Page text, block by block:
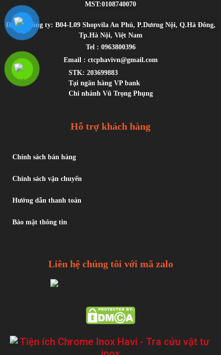
MST:0108740070
Địa chỉ công ty: B04-L09 Shopvila An Phú, P.Dương Nội, Q.Hà Đông,
Tp.Hà Nội, Việt Nam
Tel : 0963800396
Email : ctcphavivn@gmail.com
STK: 203699883
Tại ngân hàng VP bank
Chi nhánh Vũ Trọng Phụng
Hỗ trợ khách hàng
Chính sách bán hàng
Chính sách vận chuyển
Hướng dẫn thanh toán
Bảo mật thông tin
Liên hệ chúng tôi với mã zalo